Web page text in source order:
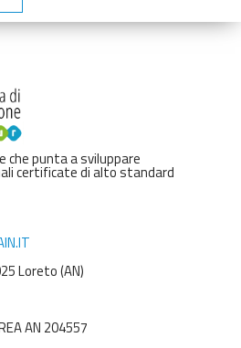
che punta a sviluppare
certificate di alto standard
Loreto (AN)
AN 204557